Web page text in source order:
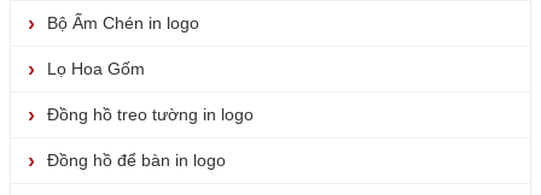
Bộ Ấm Chén in logo
Lọ Hoa Gốm
Đồng hồ treo tường in logo
Đồng hồ để bàn in logo